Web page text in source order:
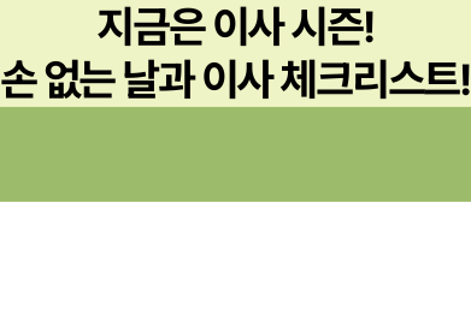
지금은 이사 시즌!
손 없는 날과 이사 체크리스트!